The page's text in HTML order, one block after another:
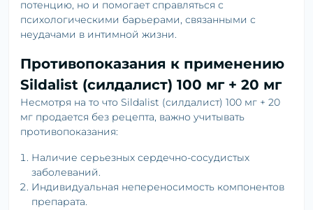
потенцию, но и помогает справляться с
психологическими барьерами, связанными с
неудачами в интимной жизни.
Противопоказания к применению
Sildalist (силдалист) 100 мг + 20 мг
Несмотря на то что Sildalist (силдалист) 100 мг + 20
мг продается без рецепта, важно учитывать
противопоказания:
Наличие серьезных сердечно-сосудистых
заболеваний.
Индивидуальная непереносимость компонентов
препарата.